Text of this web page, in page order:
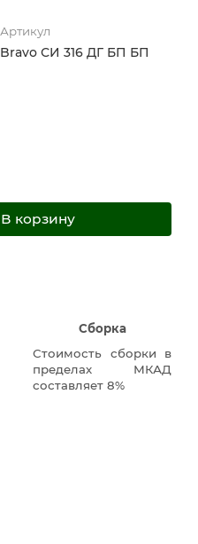
Артикул
Bravo СИ 316 ДГ БП БП
В корзину
Сборка
Стоимость сборки в
пределах МКАД
составляет 8%